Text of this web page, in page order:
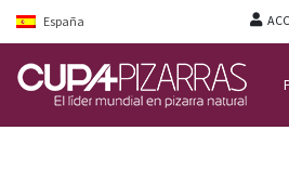
España